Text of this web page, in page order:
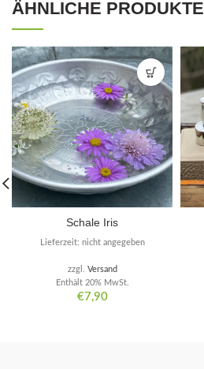
ÄHNLICHE PRODUKTE
Schale Iris
€7,90
Enthält 20% MwSt.
zzgl. Versand
Lieferzeit: nicht angegeben